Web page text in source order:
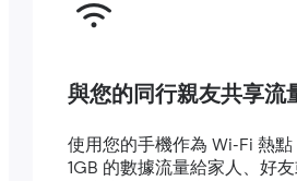
與您的同行親友共享流
使用您的手機作為 Wi-Fi 熱
1GB 的數據流量給家人、好